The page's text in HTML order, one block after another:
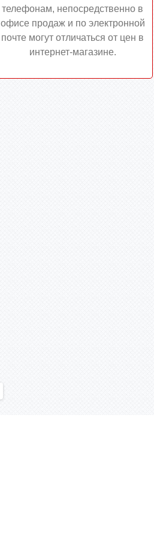
телефонам, непосредственно в
офисе продаж и по электронной
почте могут отличаться от цен в
интернет-магазине.